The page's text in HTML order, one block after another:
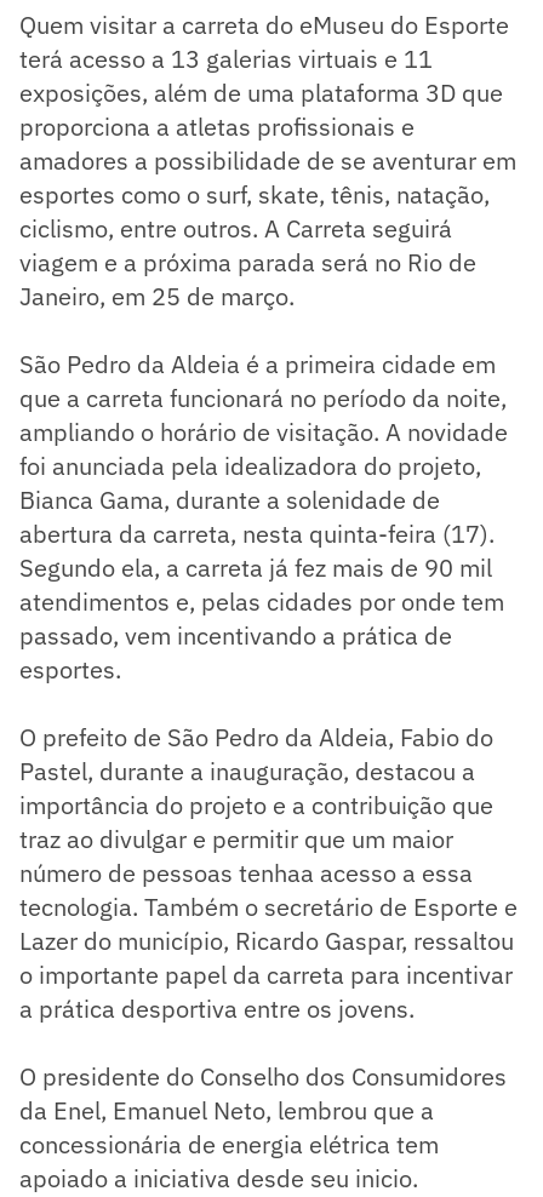
Quem visitar a carreta do eMuseu do Esporte
terá acesso a 13 galerias virtuais e 11
exposições, além de uma plataforma 3D que
proporciona a atletas profissionais e
amadores a possibilidade de se aventurar em
esportes como o surf, skate, tênis, natação,
ciclismo, entre outros. A Carreta seguirá
viagem e a próxima parada será no Rio de
Janeiro, em 25 de março.
São Pedro da Aldeia é a primeira cidade em
que a carreta funcionará no período da noite,
ampliando o horário de visitação. A novidade
foi anunciada pela idealizadora do projeto,
Bianca Gama, durante a solenidade de
abertura da carreta, nesta quinta-feira (17).
Segundo ela, a carreta já fez mais de 90 mil
atendimentos e, pelas cidades por onde tem
passado, vem incentivando a prática de
esportes.
O prefeito de São Pedro da Aldeia, Fabio do
Pastel, durante a inauguração, destacou a
importância do projeto e a contribuição que
traz ao divulgar e permitir que um maior
número de pessoas tenhaa acesso a essa
tecnologia. Também o secretário de Esporte e
Lazer do município, Ricardo Gaspar, ressaltou
o importante papel da carreta para incentivar
a prática desportiva entre os jovens.
O presidente do Conselho dos Consumidores
da Enel, Emanuel Neto, lembrou que a
concessionária de energia elétrica tem
apoiado a iniciativa desde seu inicio.